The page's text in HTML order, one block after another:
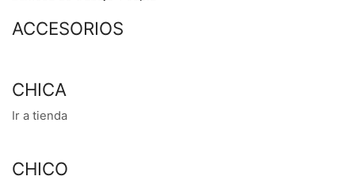
ACCESORIOS
CHICA
Ir a tienda
CHICO